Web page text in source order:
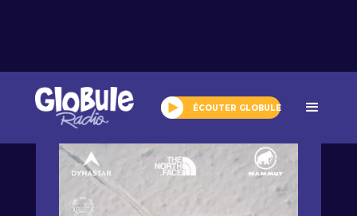
ÉCOUTER GLOBULE
Tout l'agenda